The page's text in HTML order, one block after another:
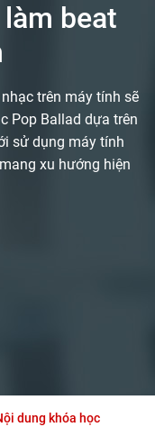
beat
trên máy tính sẽ
Pop Ballad dựa trên
sử dụng máy tính
xu hướng hiện
dung khóa học